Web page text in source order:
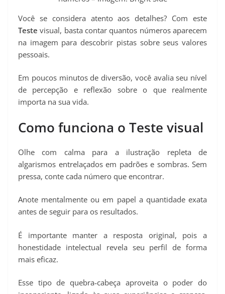
Você se considera atento aos detalhes? Com este
Teste visual, basta contar quantos números aparecem
na imagem para descobrir pistas sobre seus valores
pessoais.
Em poucos minutos de diversão, você avalia seu nível
de percepção e reflexão sobre o que realmente
importa na sua vida.
Como funciona o Teste visual
Olhe com calma para a ilustração repleta de
algarismos entrelaçados em padrões e sombras. Sem
pressa, conte cada número que encontrar.
Anote mentalmente ou em papel a quantidade exata
antes de seguir para os resultados.
É importante manter a resposta original, pois a
honestidade intelectual revela seu perfil de forma
mais eficaz.
Esse tipo de quebra‑cabeça aproveita o poder do